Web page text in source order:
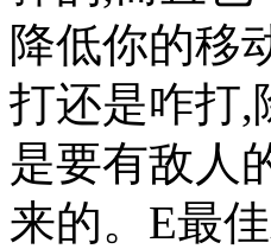
降低你的移
打还是咋打,
是要有敌人
来的。E最